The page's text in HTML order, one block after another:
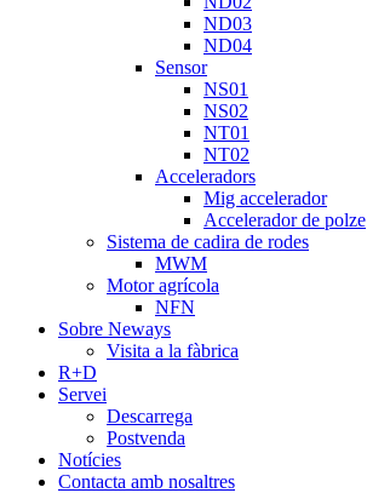
ND03
ND04
Sensor
NS01
NS02
NT01
NT02
Acceleradors
Mig accelerador
Accelerador de polze
Sistema de cadira de rodes
MWM
Motor agrícola
NFN
Sobre Neways
Visita a la fàbrica
R+D
Servei
Descarrega
Postvenda
Notícies
Contacta amb nosaltres